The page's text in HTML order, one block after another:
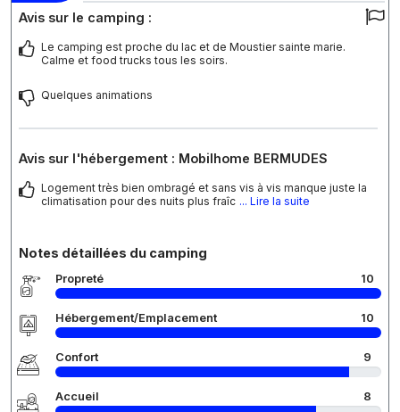
Avis sur le camping :
Le camping est proche du lac et de Moustier sainte marie.
Calme et food trucks tous les soirs.
Quelques animations
Avis sur l'hébergement : Mobilhome BERMUDES
Logement très bien ombragé et sans vis à vis manque juste la
climatisation pour des nuits plus fraîc ... Lire la suite
Notes détaillées du camping
Propreté 10
Hébergement/Emplacement 10
Confort 9
Accueil 8